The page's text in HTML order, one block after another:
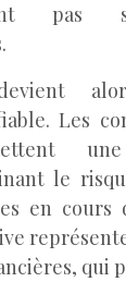
pas
Les
une
le
en cours
qui